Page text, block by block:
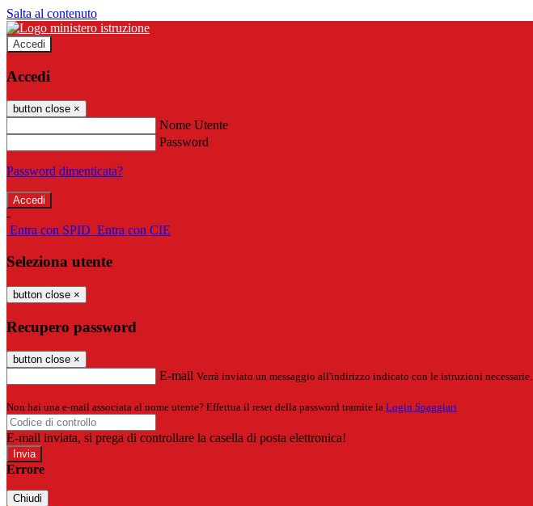
Salta al contenuto
Accedi
Accedi
button close ×
Nome Utente
Password
Password dimenticata?
-
Entra con SPID Entra con CIE
Seleziona utente
button close ×
Recupero password
button close ×
E-mail Verrà inviato un messaggio all'indirizzo indicato con le istruzioni necessarie.
Non hai una e-mail associata al nome utente? Effettua il reset della password tramite la Login Spaggiari
E-mail inviata, si prega di controllare la casella di posta elettronica!
Errore
Chiudi